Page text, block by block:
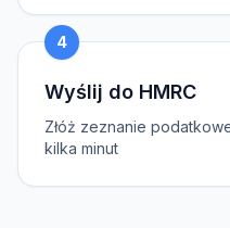
4
Wyślij do HMRC
Złóż zeznanie
kilka minut